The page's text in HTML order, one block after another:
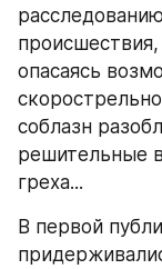
опасаясь
соблазн
решительные
греха...
В первой